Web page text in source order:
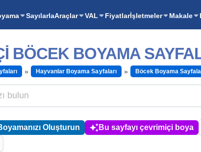
SayılarlaAraçlar VAL Fiyatlarİşletmeler Makale
BÖCEK BOYAMA
Hayvanlar Boyama Sayfaları Böcek Boyama
Oluşturun Bu sayfayı çevrimiçi boya